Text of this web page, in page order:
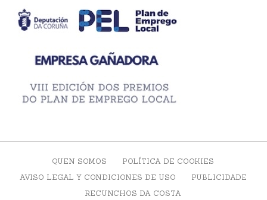
QUEN SOMOS
POLÍTICA DE COOKIES
AVISO LEGAL Y CONDICIONES DE USO
PUBLICIDADE
RECUNCHOS DA COSTA